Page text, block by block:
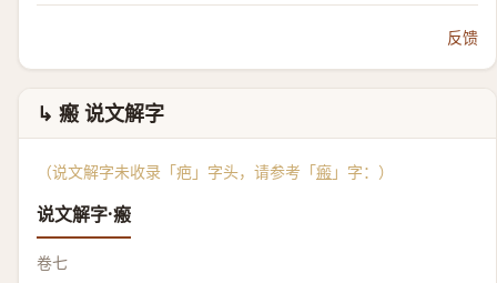
反馈
↳ 瘢 说文解字
（说文解字未收录「疤」字头，请参考「瘢 」字：）
说文解字·瘢
卷七